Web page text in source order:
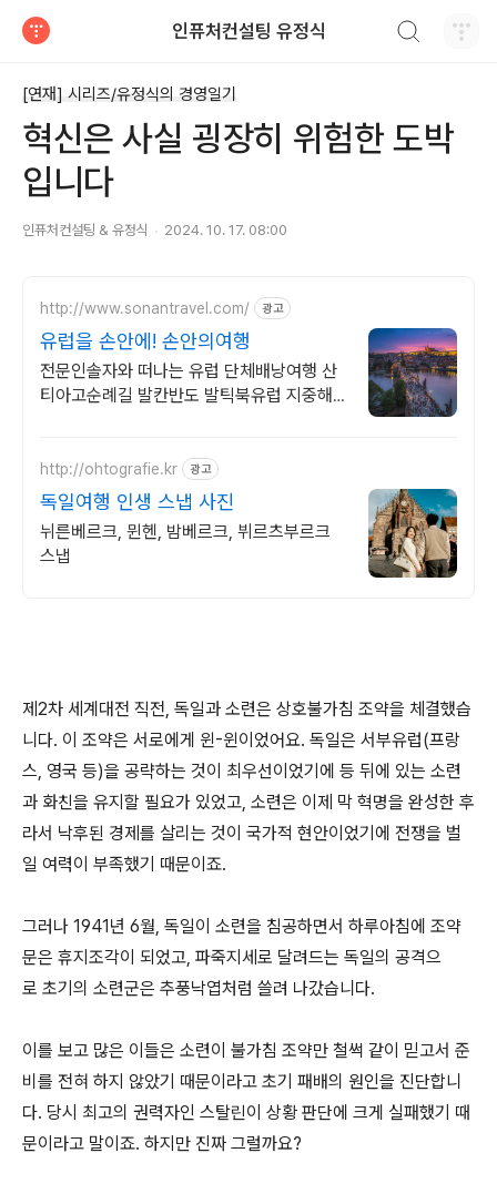
인퓨처컨설팅 유정식
[연재] 시리즈/유정식의 경영일기
혁신은 사실 굉장히 위험한 도박
입니다
인퓨처컨설팅 & 유정식 2024. 10. 17. 08:00
http://www.sonantravel.com/ 광고
유럽을 손안에! 손안의여행
전문인솔자와 떠나는 유럽 단체배낭여행 산
티아고순례길 발칸반도 발틱북유럽 지중해
http://ohtografie.kr 광고
독일여행 인생 스냅 사진
뉘른베르크, 뮌헨, 밤베르크, 뷔르츠부르크
스냅
제2차 세계대전 직전, 독일과 소련은 상호불가침 조약을 체결했습
니다. 이 조약은 서로에게 윈-윈이었어요. 독일은 서부유럽(프랑
스, 영국 등)을 공략하는 것이 최우선이었기에 등 뒤에 있는 소련
과 화친을 유지할 필요가 있었고, 소련은 이제 막 혁명을 완성한 후
라서 낙후된 경제를 살리는 것이 국가적 현안이었기에 전쟁을 벌
일 여력이 부족했기 때문이죠.
그러나 1941년 6월, 독일이 소련을 침공하면서 하루아침에 조약
문은 휴지조각이 되었고, 파죽지세로 달려드는 독일의 공격으
로 초기의 소련군은 추풍낙엽처럼 쓸려 나갔습니다.
이를 보고 많은 이들은 소련이 불가침 조약만 철썩 같이 믿고서 준
비를 전혀 하지 않았기 때문이라고 초기 패배의 원인을 진단합니
다. 당시 최고의 권력자인 스탈린이 상황 판단에 크게 실패했기 때
문이라고 말이죠. 하지만 진짜 그럴까요?